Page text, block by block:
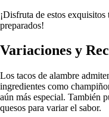
¡Disfruta de estos
preparados!
Variaciones y
Los tacos de alambre
ingredientes como
aún más especial. También
quesos para variar el sabor.